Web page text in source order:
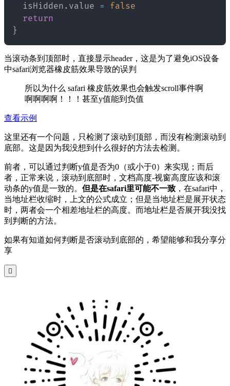
  isHidden
. value =
false
return
}
当滚动条到顶部时，直接显示header，这是为了避免iOS设备
中safari浏览器橡皮筋效果导致的误判
所以为什么 safari 橡皮筋效果也会触发scroll事件啊
啊啊啊啊！！！甚至y值能到负值
查看示例
这里还有一个问题，只检测了滚动到顶部，而没有检测滚动到
底部。这是因为我没想到什么很好的方法去检测。
前者，可以通过判断y值是否为0（或小于0）来实现；而后
者，正常来说，滚动到底部时，文档高度-视窗高度应该和滚
动条的y值是一致的。 但是在safari里可能不一致 ，在safari中，
当地址栏收缩时，上文的公式成立；但是当地址栏是展开状态
时，两者会一个相差地址栏的高度。而地址栏是否展开我没找
到判断的方法。
如果有知道如何判断是否滚动到底部的，希望能够和我分享分
享
